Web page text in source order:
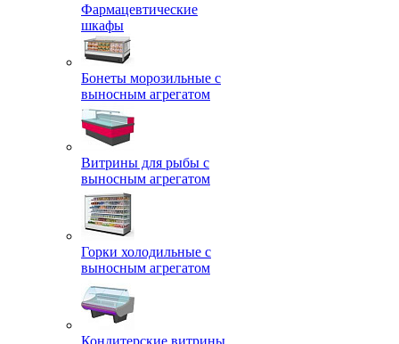
Фармацевтические
шкафы
Бонеты морозильные с
выносным агрегатом
Витрины для рыбы с
выносным агрегатом
Горки холодильные с
выносным агрегатом
Кондитерские витрины